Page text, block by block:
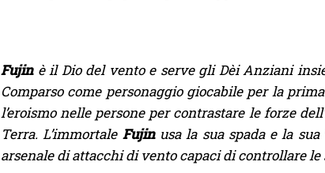
Fujinè il Dio del vento e serve gli Dèi Anziani
Comparso come personaggio giocabile per la
l’eroismo nelle persone per contrastare le forze
Terra. L’immortale Fujinusa la sua spada e la
arsenale di attacchi di vento capaci di controllare